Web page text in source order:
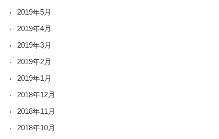
2019年5月
2019年4月
2019年3月
2019年2月
2019年1月
2018年12月
2018年11月
2018年10月